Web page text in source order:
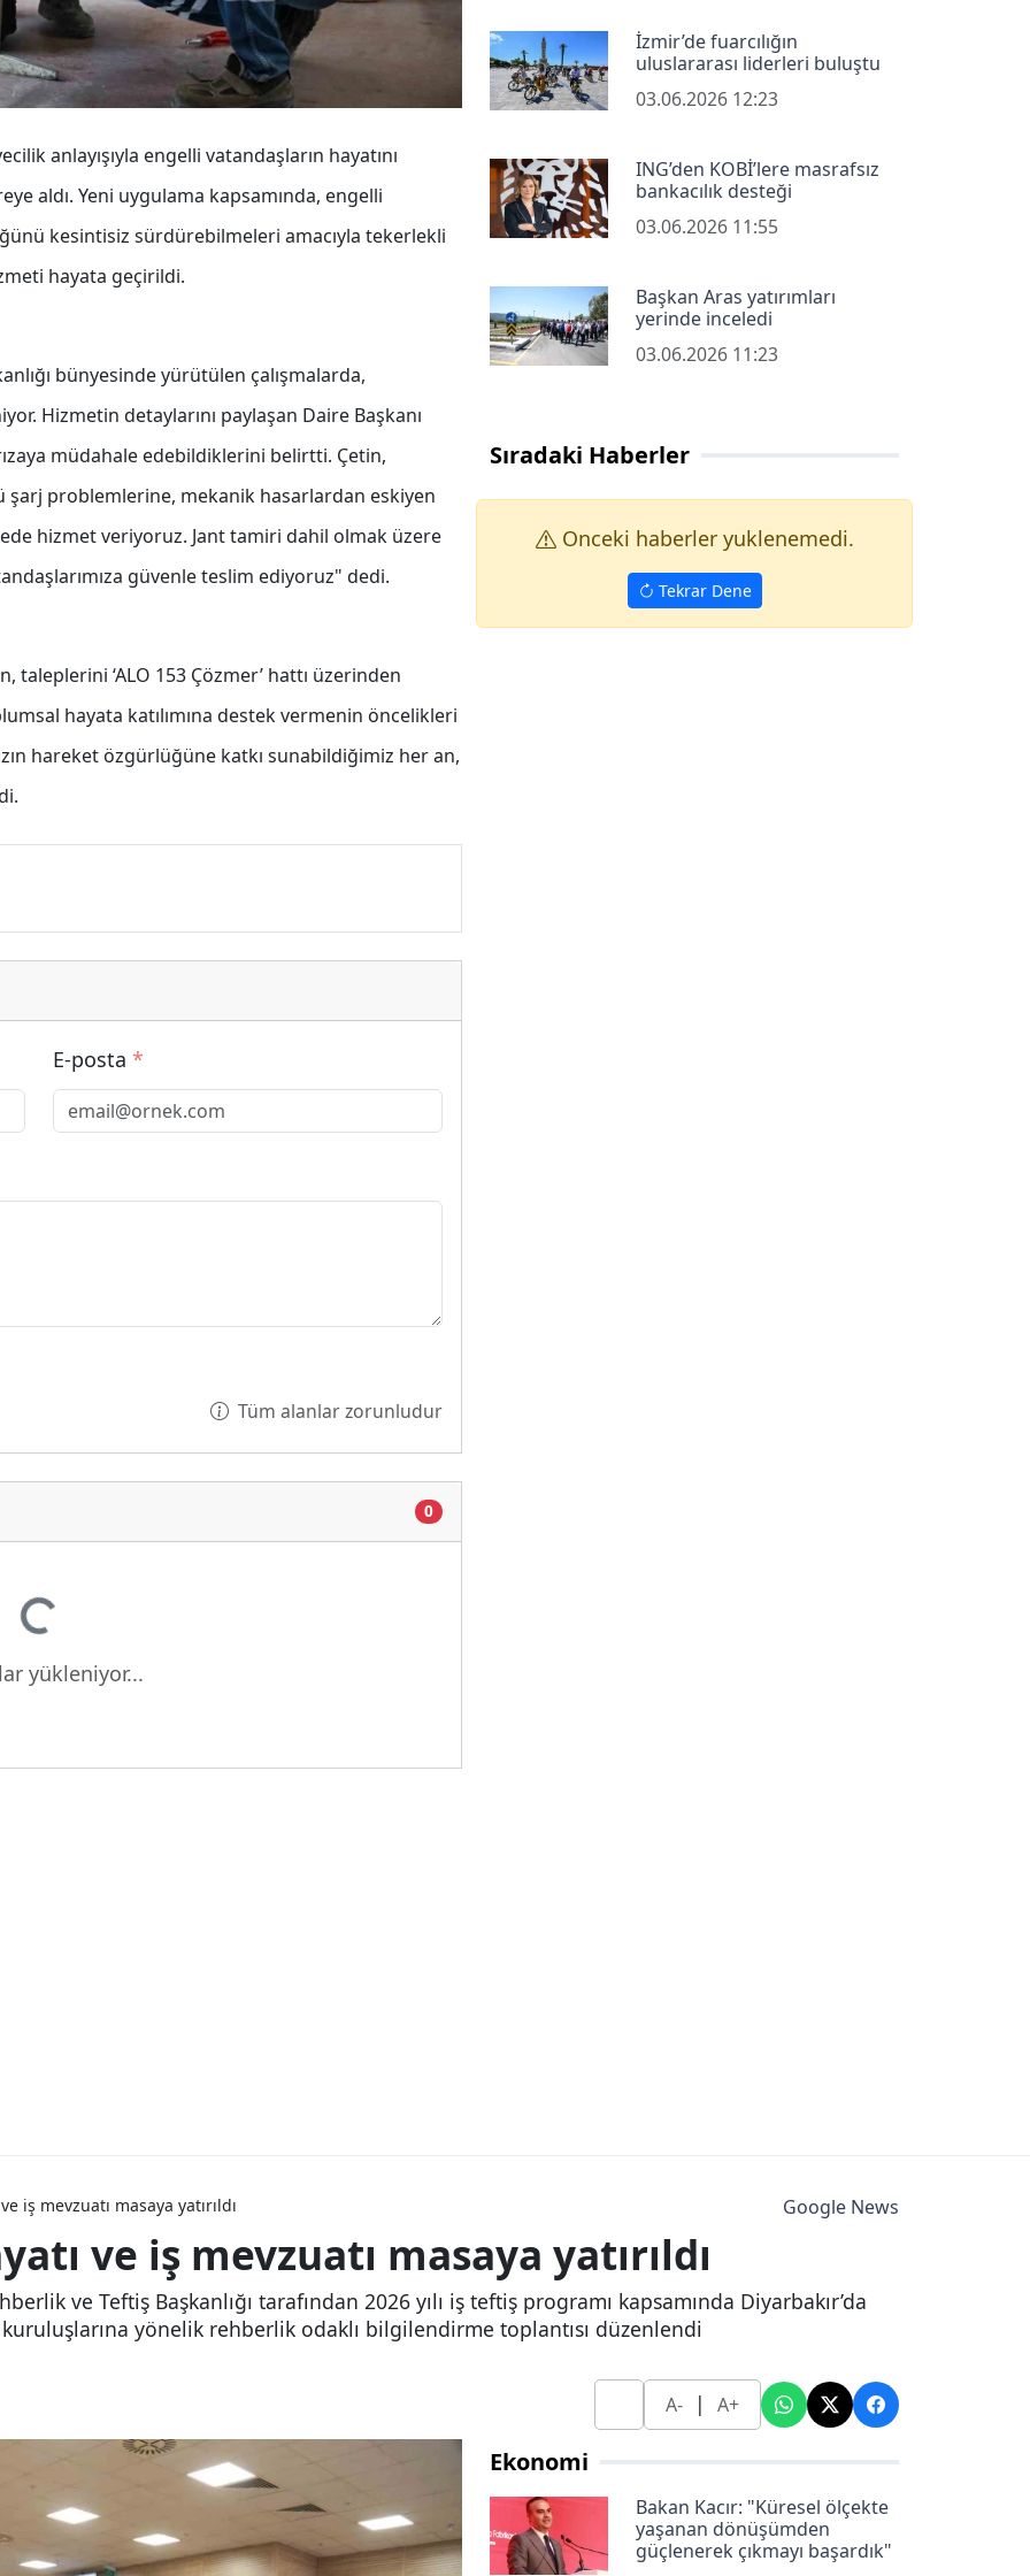
anlayışıyla engelli vatandaşların hayatını
aldı. Yeni uygulama kapsamında, engelli
kesintisiz sürdürebilmeleri amacıyla tekerlekli
hayata geçirildi.
bünyesinde yürütülen çalışmalarda,
Hizmetin detaylarını paylaşan Daire Başkanı
müdahale edebildiklerini belirtti. Çetin,
problemlerine, mekanik hasarlardan eskiyen
hizmet veriyoruz. Jant tamiri dahil olmak üzere
güvenle teslim ediyoruz" dedi.
‘ALO 153 Çözmer’ hattı üzerinden
hayata katılımına destek vermenin öncelikleri
hareket özgürlüğüne katkı sunabildiğimiz her an,
E-posta *
Tüm alanlar zorunludur
0
Yükleniyor...
yükleniyor...
İzmir’de fuarcılığın
uluslararası liderleri buluştu
03.06.2026 12:23
ING’den KOBİ’lere masrafsız
bankacılık desteği
03.06.2026 11:55
Başkan Aras yatırımları
yerinde inceledi
03.06.2026 11:23
Sıradaki Haberler
Onceki haberler yuklenemedi.
Tekrar Dene
iş mevzuatı masaya yatırıldı Google News
ve iş mevzuatı masaya yatırıldı
ve Teftiş Başkanlığı tarafından 2026 yılı iş teftiş programı kapsamında Diyarbakır’da
yönelik rehberlik odaklı bilgilendirme toplantısı düzenlendi
A- | A+
Ekonomi
Bakan Kacır: "Küresel ölçekte
yaşanan dönüşümden
güçlenerek çıkmayı başardık"